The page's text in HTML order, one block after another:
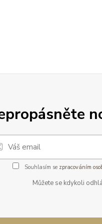
Souhlasím se zpracováním
Můžete se kdykoli